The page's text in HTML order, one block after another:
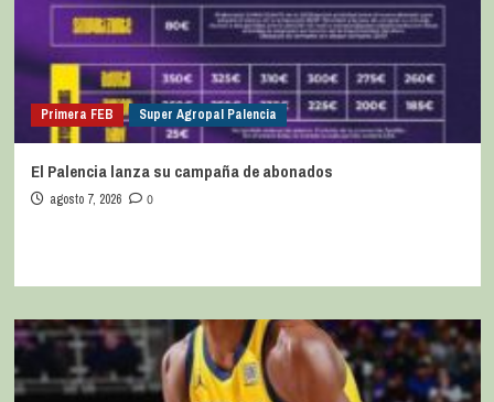
Primera FEB Super Agropal Palencia
El Palencia lanza su campaña de abonados
agosto 7, 2026 0